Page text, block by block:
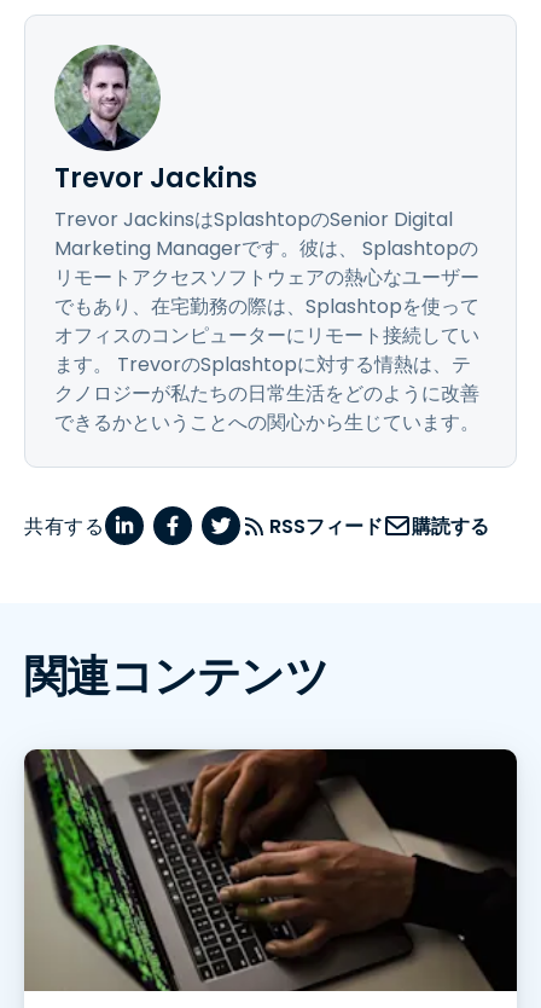
Trevor Jackins
Trevor JackinsはSplashtopのSenior Digital
Marketing Managerです。彼は、 Splashtopの
リモートアクセスソフトウェアの熱心なユーザー
でもあり、在宅勤務の際は、Splashtopを使って
オフィスのコンピューターにリモート接続してい
ます。 TrevorのSplashtopに対する情熱は、テ
クノロジーが私たちの日常生活をどのように改善
できるかということへの関心から生じています。
共有する RSSフィード 購読する
関連コンテンツ